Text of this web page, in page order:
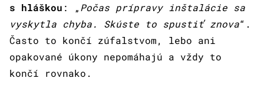
s hláškou : „Počas prípravy inštalácie sa
vyskytla chyba. Skúste to spustiť znova“.
Často to končí zúfalstvom, lebo ani
opakované úkony nepomáhajú a vždy to
končí rovnako.